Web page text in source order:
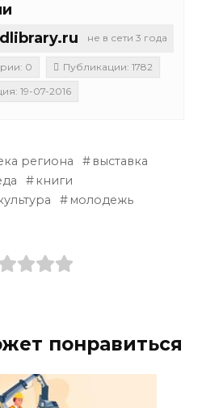
не в сети 3 года
0
Публикации: 1782
19-07-2016
региона
выставка
книги
молодежь
понравиться